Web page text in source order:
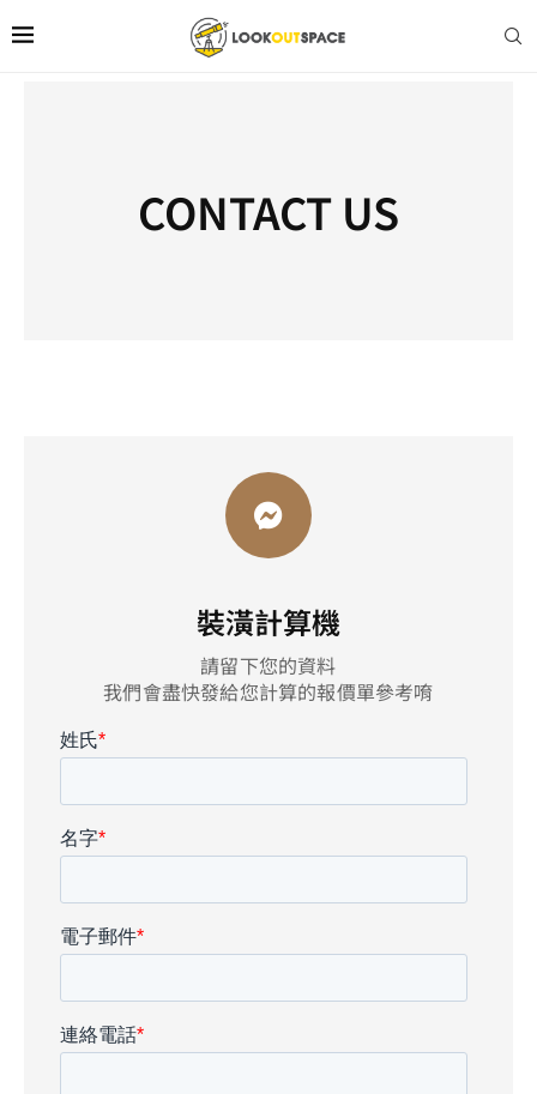
Home
CONTACT US
裝潢計算機
請留下您的資料
我們會盡快發給您計算的報價單參考唷